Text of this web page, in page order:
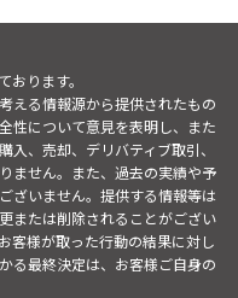
ります。
える情報源から提供されたもの
性について意見を表明し、また
、売却、デリバティブ取引、
ません。また、過去の実績や予
ざいません。提供する情報等は
または削除されることがござい
客様が取った行動の結果に対し
る最終決定は、お客様ご自身の